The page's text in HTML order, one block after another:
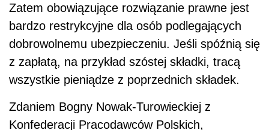
Zatem obowiązujące rozwiązanie prawne jest
bardzo restrykcyjne dla osób podlegających
dobrowolnemu ubezpieczeniu. Jeśli spóźnią się
z zapłatą, na przykład szóstej składki, tracą
wszystkie pieniądze z poprzednich składek.
Zdaniem Bogny Nowak-Turowieckiej z
Konfederacji Pracodawców Polskich,